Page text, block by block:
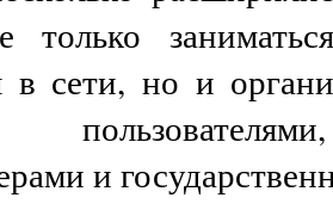
только
сети, но и
и